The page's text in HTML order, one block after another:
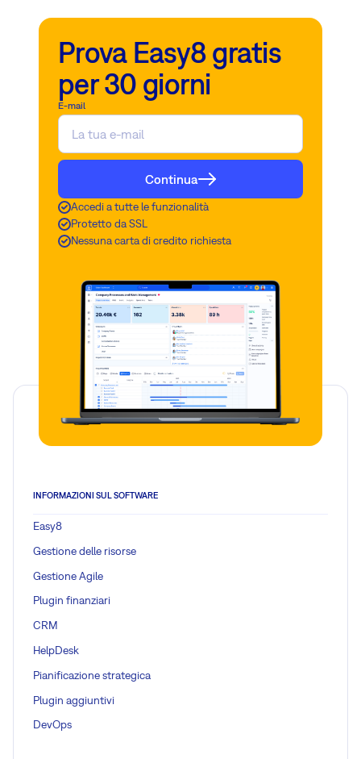
Prova Easy8 gratis
per 30 giorni
E-mail
Continua
Accedi a tutte le funzionalità
Protetto da SSL
Nessuna carta di credito richiesta
INFORMAZIONI SUL SOFTWARE
Easy8
Gestione delle risorse
Gestione Agile
Plugin finanziari
CRM
HelpDesk
Pianificazione strategica
Plugin aggiuntivi
DevOps